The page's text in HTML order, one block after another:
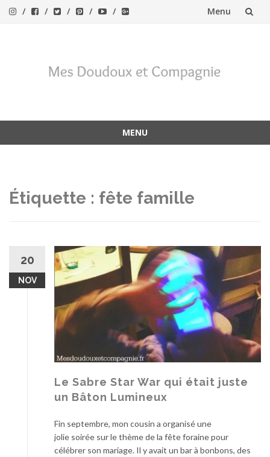
Menu
MENU
Étiquette : fête famille
20
NOV
Le Sabre Star War qui était juste
un Bâton Lumineux
Fin septembre, mon cousin a organisé une
jolie soirée sur le thème de la fête foraine pour
célébrer son mariage. Il y avait un bar à bonbons, des